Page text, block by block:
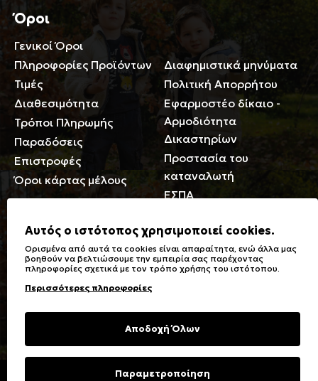
Όροι
Γενικοί Όροι
Πληροφορίες Προϊόντων
Τιμές
Διαθεσιμότητα
Τρόποι Πληρωμής
Παραδόσεις
Επιστροφές
Όροι κάρτας μέλους
Περιορισμοί ευθύνης
Διαφημιστικά μηνύματα
Πολιτική Απορρήτου
Εφαρμοστέο δίκαιο -
Αρμοδιότητα
Δικαστηρίων
Προστασία του
καταναλωτή
ΕΣΠΑ
Γενικά
Καταστήματα
Ειδικές Εκπτώσεις ΑμΕΑ
Δωροκάρτες
Συχνές Ερωτήσεις
Φροντίδα Ρούχων
Σύμβολα πλύσης,
σιδερώματος
υφασμάτων
Επικοινωνία
Αυτός ο ιστότοπος χρησιμοποιεί cookies.
Ορισμένα από αυτά τα cookies είναι απαραίτητα, ενώ άλλα μας
βοηθούν να βελτιώσουμε την εμπειρία σας παρέχοντας
πληροφορίες σχετικά με τον τρόπο χρήσης του ιστότοπου.
Περισσότερες πληροφορίες
Αποδοχή Όλων
Παραμετροποίηση